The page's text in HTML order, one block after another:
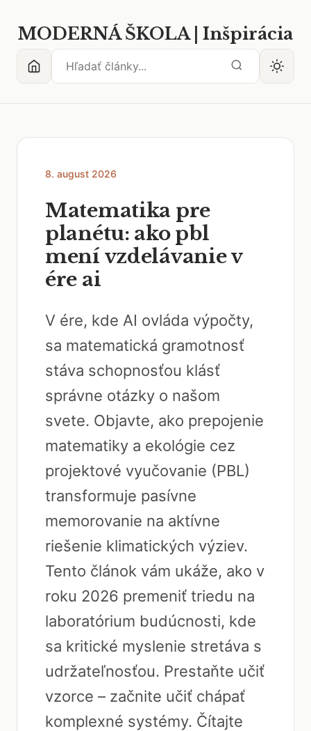
MODERNÁ ŠKOLA | Inšpirácia
8. august 2026
Matematika pre
planétu: ako pbl
mení vzdelávanie v
ére ai
V ére, kde AI ovláda výpočty,
sa matematická gramotnosť
stáva schopnosťou klásť
správne otázky o našom
svete. Objavte, ako prepojenie
matematiky a ekológie cez
projektové vyučovanie (PBL)
transformuje pasívne
memorovanie na aktívne
riešenie klimatických výziev.
Tento článok vám ukáže, ako v
roku 2026 premeniť triedu na
laboratórium budúcnosti, kde
sa kritické myslenie stretáva s
udržateľnosťou. Prestaňte učiť
vzorce – začnite učiť chápať
komplexné systémy. Čítajte